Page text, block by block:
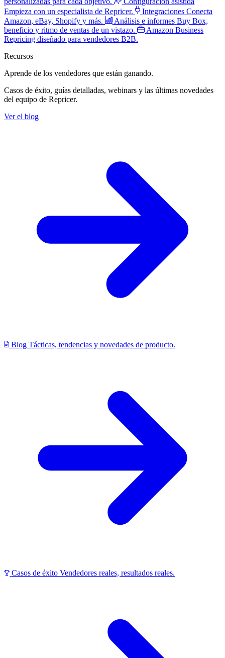
Empieza con un especialista de Repricer.
Integraciones Conecta
Amazon, eBay, Shopify y más.
Análisis e informes Buy Box,
beneficio y ritmo de ventas de un vistazo.
Amazon Business
Repricing diseñado para vendedores B2B.
Recursos
Aprende de los vendedores que están ganando.
Casos de éxito, guías detalladas, webinars y las últimas novedades
del equipo de Repricer.
Ver el blog
Blog Tácticas, tendencias y novedades de producto.
Casos de éxito Vendedores reales, resultados reales.